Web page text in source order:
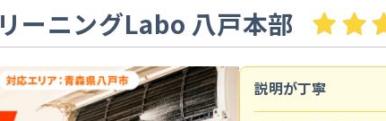
ーニングLabo 八戸本部
説明が丁寧